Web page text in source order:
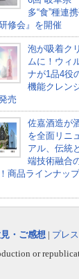
多“食”種連
修会』を開催
泡が吸着ク
ムに！ウィ
ナが1品4役
機能クレン
売
佐嘉酒造が
を全面リニ
アル、伝統
端技術融合
商品ラインナッ
・ご感想 | プレ
or